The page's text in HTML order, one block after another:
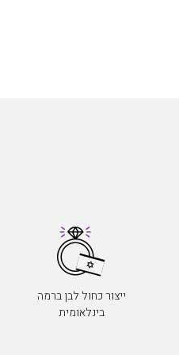
ייצור כחול לבן ברמה
בינלאומית